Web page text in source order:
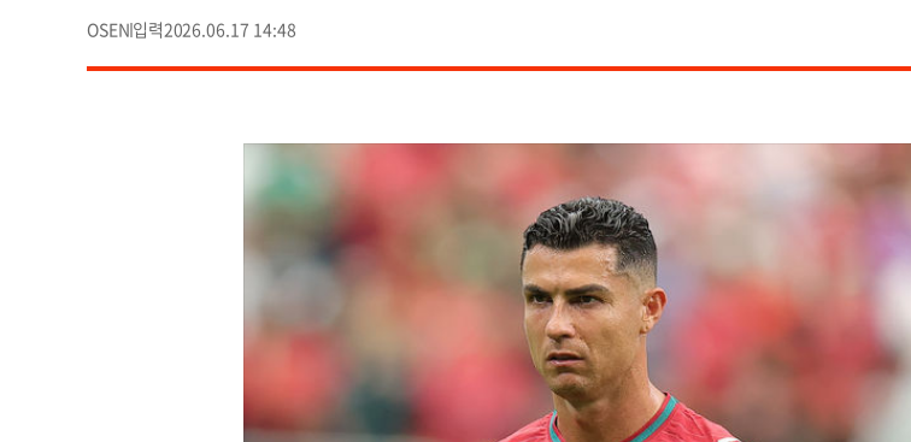
OSEN 2026.06.17 14:48